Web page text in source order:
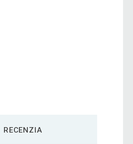
RECENZIA